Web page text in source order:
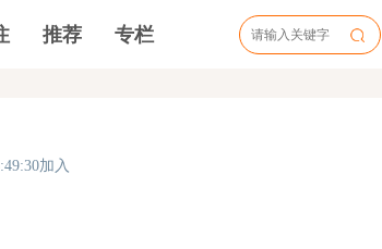
推荐 专栏
加入